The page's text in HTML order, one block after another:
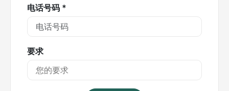
电话号码 *
要求